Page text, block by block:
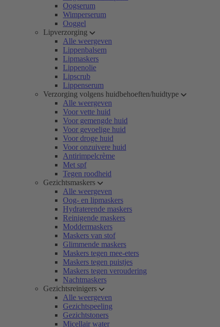
Oogserum
Wimperserum
Ooggel
Lipverzorging
Alle weergeven
Lippenbalsem
Lipmaskers
Lippenolie
Lipscrub
Lippenserum
Verzorging volgens huidbehoeften/huidtype
Alle weergeven
Voor vette huid
Voor gemengde huid
Voor gevoelige huid
Voor droge huid
Voor onzuivere huid
Antirimpelcrème
Met spf
Tegen roodheid
Gezichtsmaskers
Alle weergeven
Oog- en lipmaskers
Hydraterende maskers
Reinigende maskers
Moddermaskers
Maskers van stof
Glimmende maskers
Maskers tegen mee-eters
Maskers tegen puistjes
Maskers tegen veroudering
Nachtmaskers
Gezichtsreinigers
Alle weergeven
Gezichtspeeling
Gezichtstoners
Micellair water